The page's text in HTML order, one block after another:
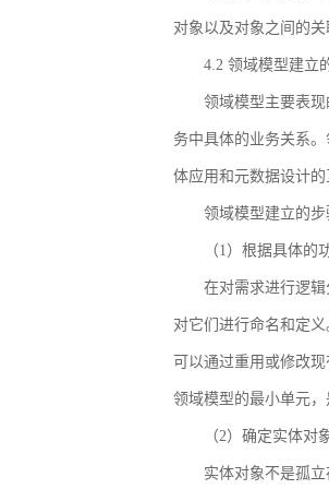
对象以及对象之间的
4.2 领域模型建立
领域模型主要表
务中具体的业务关系
体应用和元数据设计
领域模型建立的
（1）根据具体
在对需求进行逻
对它们进行命名和定
可以通过重用或修改
领域模型的最小单元
（2）确定实体
实体对象不是孤